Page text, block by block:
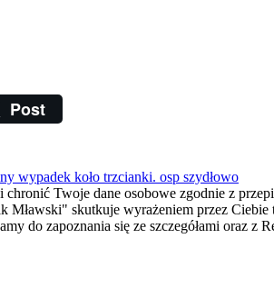
Post
wypadek koło trzcianki. osp szydłowo
chronić Twoje dane osobowe zgodnie z
Mławski" skutkuje wyrażeniem przez
do zapoznania się ze szczegółami oraz z